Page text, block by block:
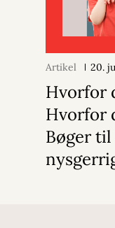
Artikel 20.
Hvorfor
Hvorfor
Bøger til